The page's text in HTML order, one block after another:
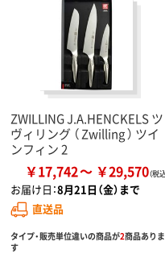
ZWILLING J.A.HENCKELS ツ
ヴィリング （ Zwilling ） ツイ
ンフィン 2
￥17,742 ￥29,570
お届け日：8月21日（金）まで
直送品
タイプ・販売単位違いの商品が2商品ありま
す